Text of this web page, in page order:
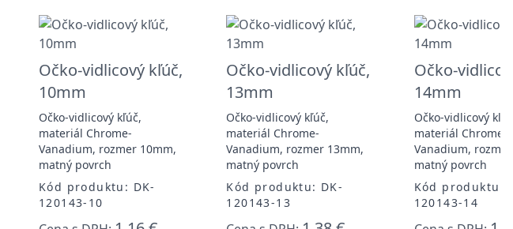
Očko-vidlicový kľúč,
10mm
Očko-vidlicový kľúč,
materiál Chrome-
Vanadium, rozmer 10mm,
matný povrch
Kód produktu: DK-
120143-10
Očko-vidlicový kľúč,
13mm
Očko-vidlicový kľúč,
materiál Chrome-
Vanadium, rozmer 13mm,
matný povrch
Kód produktu: DK-
120143-13
Očko-
14mm
Očko-vidlicový
materiál Chrome-
Vanadium,
matný povrch
Kód produktu:
120143-14